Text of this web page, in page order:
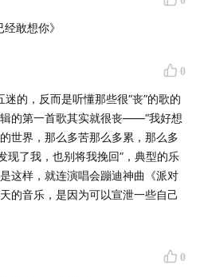
敢想你》
0
的，反而是听懂那些很“丧”的歌的
的第一首歌其实就很丧——“我好想
世界，那么多苦那么多累，那么多
现了我，也别将我挽回”，典型的乐
这样，就连演唱会蹦迪神曲《派对
的音乐，是因为可以宣泄一些自己
0